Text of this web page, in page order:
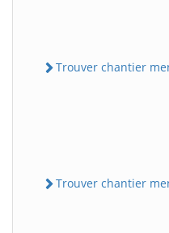
Trouver chantier
Trouver chantier